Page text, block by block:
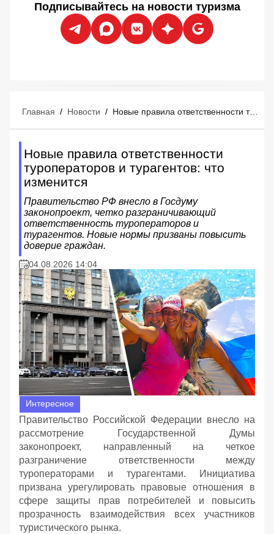
Подписывайтесь на новости туризма
Главная / Новости / Новые правила ответственности туроператоров и турагентов: что изменится
Новые правила ответственности
туроператоров и турагентов: что
изменится
Правительство РФ внесло в Госдуму
законопроект, четко разграничивающий
ответственность туроператоров и
турагентов. Новые нормы призваны повысить
доверие граждан.
04.08.2026 14:04
Интересное
Правительство Российской Федерации внесло на
рассмотрение Государственной Думы
законопроект, направленный на четкое
разграничение ответственности между
туроператорами и турагентами. Инициатива
призвана урегулировать правовые отношения в
сфере защиты прав потребителей и повысить
прозрачность взаимодействия всех участников
туристического рынка.